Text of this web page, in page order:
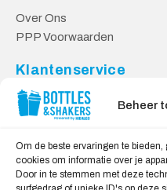
Beheer
Om de beste ervaringen te
cookies om informatie over je
Door in te stemmen met deze
Over Ons
PPP Voorwaarden
Klantenservice
Contact
Levering & Retourneren
Veilig Shoppen